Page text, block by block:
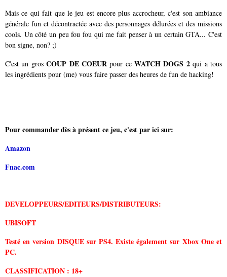
Mais ce qui fait que le jeu est encore plus accrocheur, c'est son ambiance
générale fun et décontractée avec des personnages délurées et des missions
cools. Un côté un peu fou fou qui me fait penser à un certain GTA... C'est
bon signe, non? ;)
C'est un grosCOUP DE COEURpour ceWATCH DOGS 2qui a tous
les ingrédients pour (me) vous faire passer des heures de fun de hacking!
Pour commander dès à présent ce jeu, c'est par ici sur:
Amazon
Fnac.com
DEVELOPPEURS/EDITEURS/DISTRIBUTEURS:
UBISOFT
Testé en version DISQUE sur PS4. Existe également sur Xbox One et
PC.
CLASSIFICATION : 18+